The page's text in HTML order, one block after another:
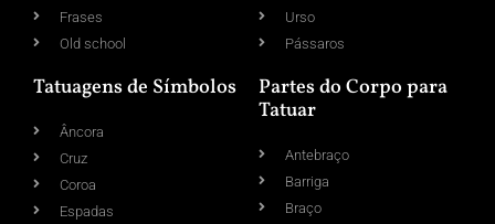
Frases
Old school
Urso
Pássaros
Tatuagens de Símbolos
Âncora
Cruz
Coroa
Espadas
Partes do Corpo para
Tatuar
Antebraço
Barriga
Braço